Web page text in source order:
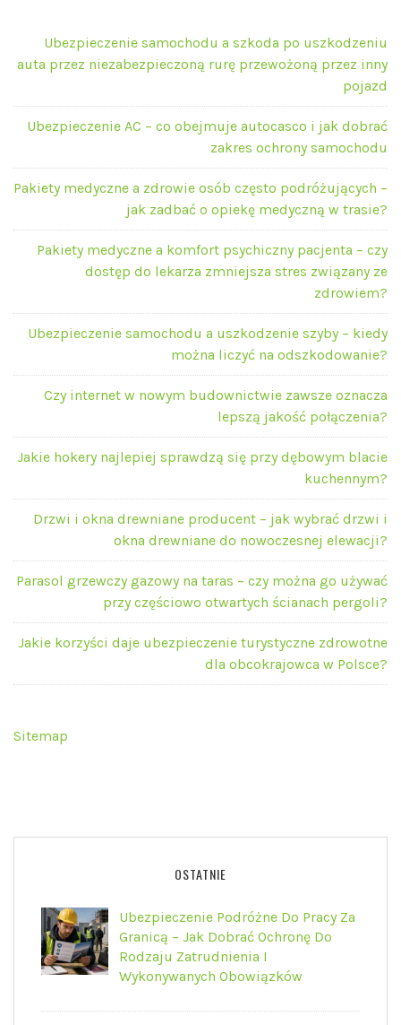
Ubezpieczenie samochodu a szkoda po uszkodzeniu
auta przez niezabezpieczoną rurę przewożoną przez inny
pojazd
Ubezpieczenie AC – co obejmuje autocasco i jak dobrać
zakres ochrony samochodu
Pakiety medyczne a zdrowie osób często podróżujących –
jak zadbać o opiekę medyczną w trasie?
Pakiety medyczne a komfort psychiczny pacjenta – czy
dostęp do lekarza zmniejsza stres związany ze
zdrowiem?
Ubezpieczenie samochodu a uszkodzenie szyby – kiedy
można liczyć na odszkodowanie?
Czy internet w nowym budownictwie zawsze oznacza
lepszą jakość połączenia?
Jakie hokery najlepiej sprawdzą się przy dębowym blacie
kuchennym?
Drzwi i okna drewniane producent – jak wybrać drzwi i
okna drewniane do nowoczesnej elewacji?
Parasol grzewczy gazowy na taras – czy można go używać
przy częściowo otwartych ścianach pergoli?
Jakie korzyści daje ubezpieczenie turystyczne zdrowotne
dla obcokrajowca w Polsce?
Sitemap
OSTATNIE
Ubezpieczenie Podróżne Do Pracy Za
Granicą – Jak Dobrać Ochronę Do
Rodzaju Zatrudnienia I
Wykonywanych Obowiązków